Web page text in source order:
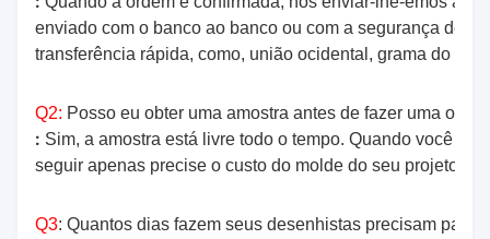
enviado com o banco ao banco ou com a segurança de
transferência rápida, como, união ocidental, grama do
Q2: Posso eu obter uma amostra antes de fazer uma
: Sim, a amostra está livre todo o tempo. Quando você
seguir apenas precise o custo do molde do seu projeto.
Q3: Quantos dias fazem seus desenhistas precisam para